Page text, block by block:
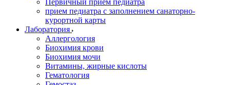
Первичный приём педиатра
прием педиатра с заполнением санаторно-
курортной карты
Лаборатория
Аллергология
Биохимия крови
Биохимия мочи
Витамины, жирные кислоты
Гематология